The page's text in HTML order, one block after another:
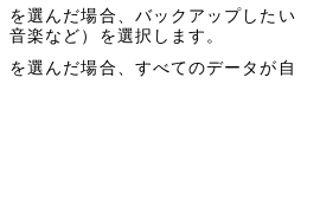
を選んだ場合、バックアップしたい
楽など）を選択します。
を選んだ場合、すべてのデータが自